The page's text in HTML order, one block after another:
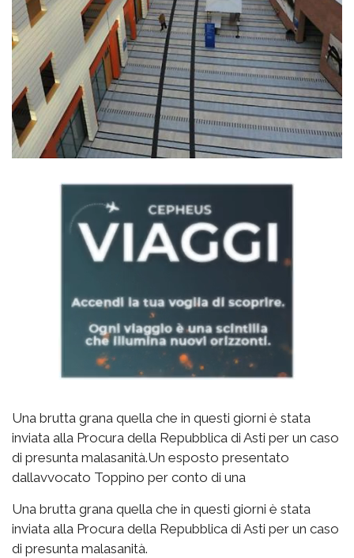
Una brutta grana quella che in questi giorni è stata
inviata alla Procura della Repubblica di Asti per un caso
di presunta malasanità.Un esposto presentato
dallavvocato Toppino per conto di una
Una brutta grana quella che in questi giorni è stata
inviata alla Procura della Repubblica di Asti per un caso
di presunta malasanità.